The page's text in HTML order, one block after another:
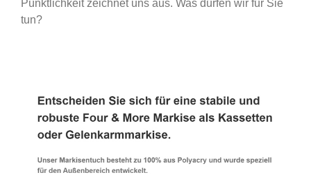
Pünktlichkeit zeichnet uns aus. Was dürfen wir für Sie
tun?